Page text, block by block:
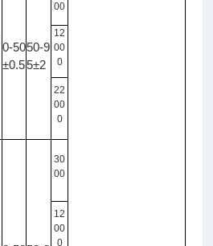
0-50
±0.5
50-9
5±2
00
12
00
0
22
00
0
30
00
12
00
0